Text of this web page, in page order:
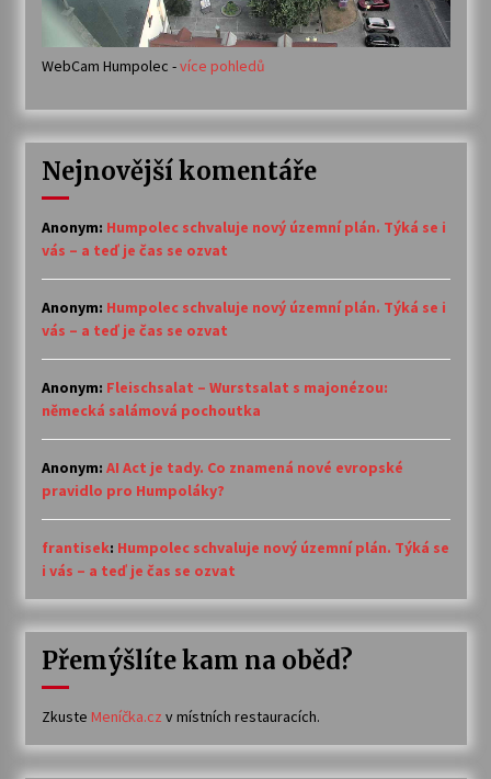
WebCam Humpolec -více pohledů
Nejnovější komentáře
Anonym: Humpolec schvaluje nový územní plán. Týká se i
vás – a teď je čas se ozvat
Anonym: Humpolec schvaluje nový územní plán. Týká se i
vás – a teď je čas se ozvat
Anonym: Fleischsalat – Wurstsalat s majonézou:
německá salámová pochoutka
Anonym: AI Act je tady. Co znamená nové evropské
pravidlo pro Humpoláky?
frantisek: Humpolec schvaluje nový územní plán. Týká se
i vás – a teď je čas se ozvat
Přemýšlíte kam na oběd?
Zkuste Meníčka.cz v místních restauracích.